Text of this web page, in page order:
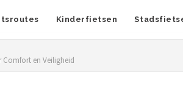
Kinderfietsen
en Veiligheid